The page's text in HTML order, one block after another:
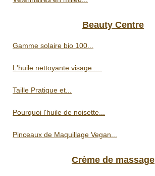
Beauty Centre
Gamme solaire bio 100...
L'huile nettoyante visage :...
Taille Pratique et...
Pourquoi l'huile de noisette...
Pinceaux de Maquillage Vegan...
Crème de massage